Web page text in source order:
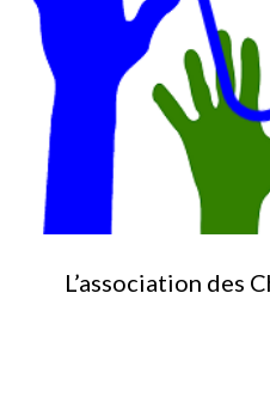
L’association des